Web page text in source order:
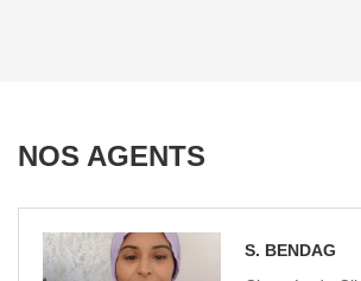
NOS AGENTS
S. BENDAG